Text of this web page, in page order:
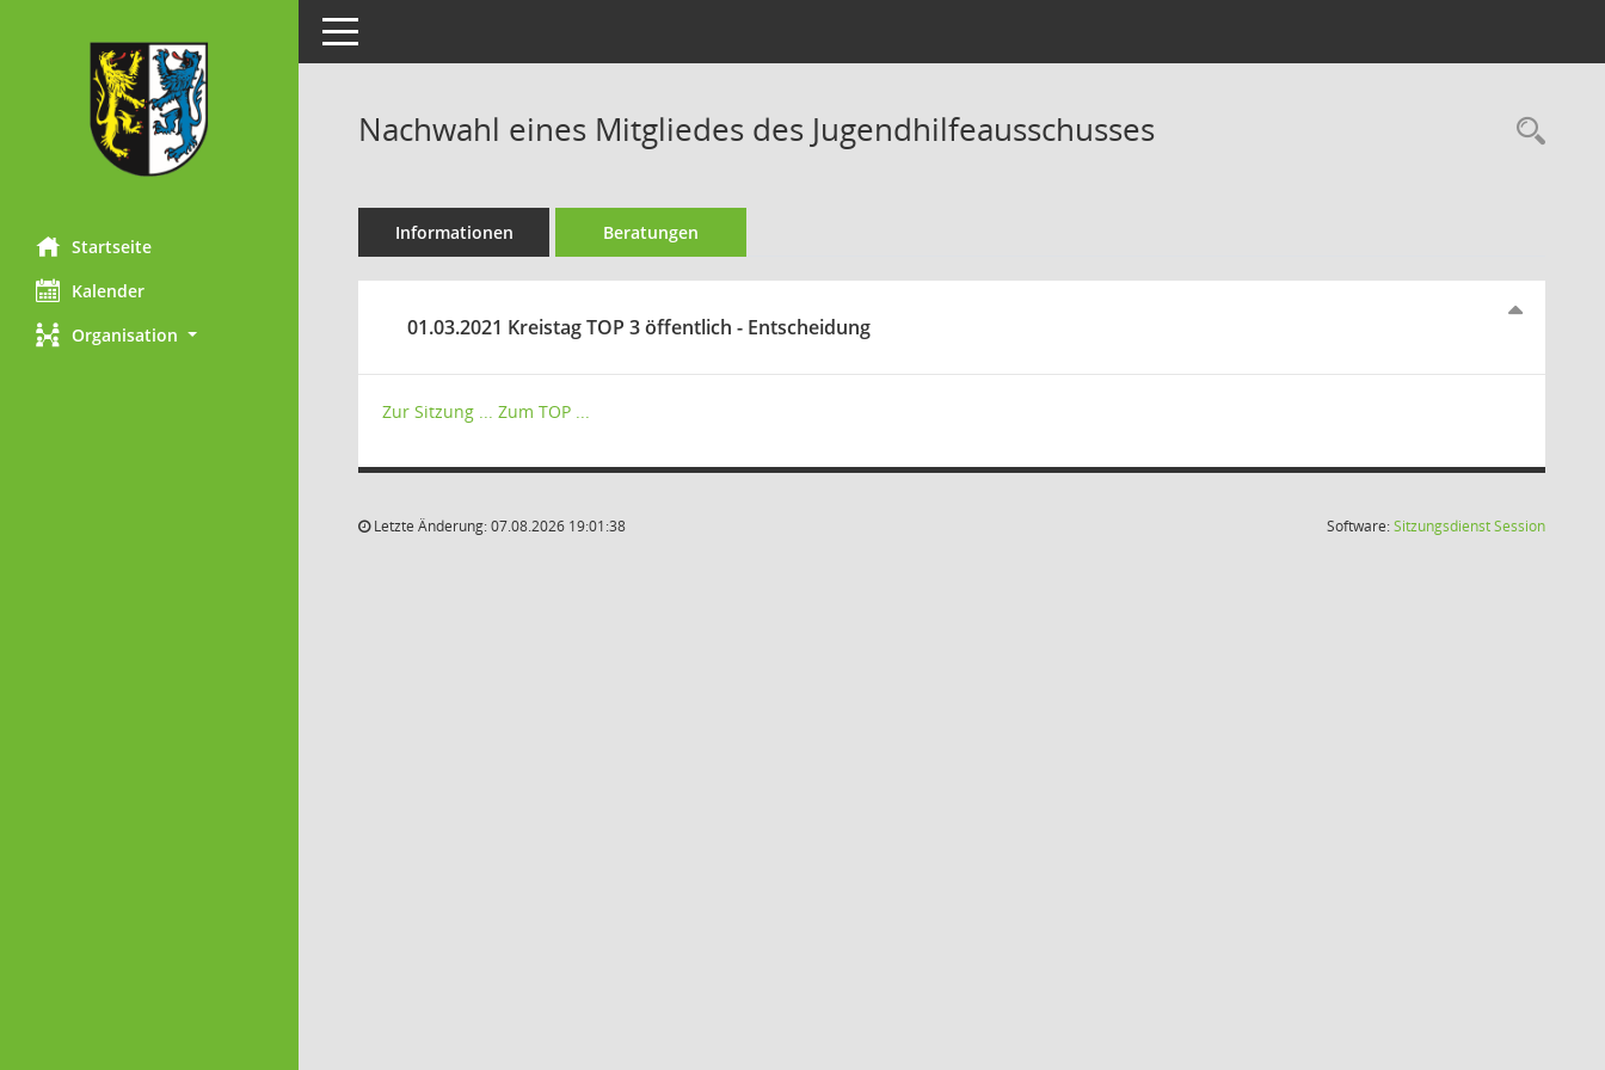
Startseite
Kalender
Organisation
Toggle navigation
Nachwahl eines Mitgliedes des Jugendhilfeausschusses
Informationen Beratungen
01.03.2021 Kreistag TOP 3 öffentlich - Entscheidung
Zur Sitzung ... Zum TOP ...
Letzte Änderung: 07.08.2026 19:01:38 Software:SitzungsdienstSession(Wird in